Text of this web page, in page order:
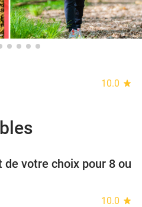
10.0 star
de votre choix pour 8 ou
10.0 star